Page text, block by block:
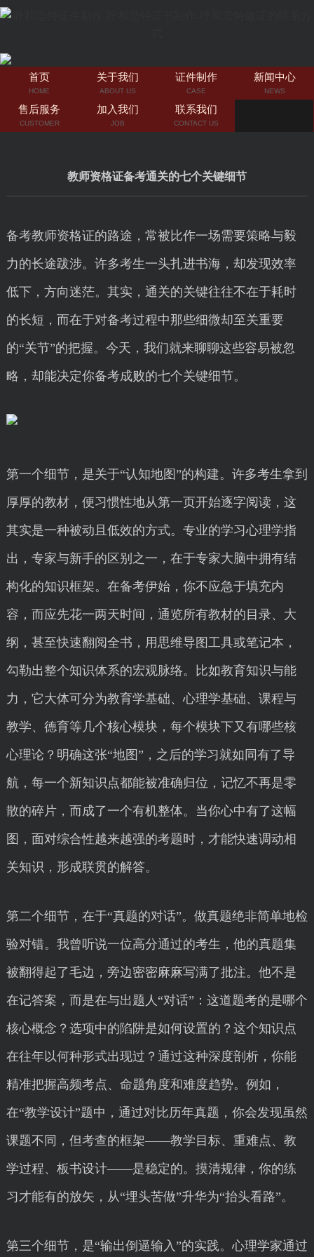
首页
HOME
关于我们
ABOUT US
证件制作
CASE
新闻中心
NEWS
售后服务
CUSTOMER
加入我们
JOB
联系我们
CONTACT US
教师资格证备考通关的七个关键细节
备考教师资格证的路途，常被比作一场需要策略与毅
力的长途跋涉。许多考生一头扎进书海，却发现效率
低下，方向迷茫。其实，通关的关键往往不在于耗时
的长短，而在于对备考过程中那些细微却至关重要
的“关节”的把握。今天，我们就来聊聊这些容易被忽
略，却能决定你备考成败的七个关键细节。
第一个细节，是关于“认知地图”的构建。许多考生拿到
厚厚的教材，便习惯性地从第一页开始逐字阅读，这
其实是一种被动且低效的方式。专业的学习心理学指
出，专家与新手的区别之一，在于专家大脑中拥有结
构化的知识框架。在备考伊始，你不应急于填充内
容，而应先花一两天时间，通览所有教材的目录、大
纲，甚至快速翻阅全书，用思维导图工具或笔记本，
勾勒出整个知识体系的宏观脉络。比如教育知识与能
力，它大体可分为教育学基础、心理学基础、课程与
教学、德育等几个核心模块，每个模块下又有哪些核
心理论？明确这张“地图”，之后的学习就如同有了导
航，每一个新知识点都能被准确归位，记忆不再是零
散的碎片，而成了一个有机整体。当你心中有了这幅
图，面对综合性越来越强的考题时，才能快速调动相
关知识，形成联贯的解答。
第二个细节，在于“真题的对话”。做真题绝非简单地检
验对错。我曾听说一位高分通过的考生，他的真题集
被翻得起了毛边，旁边密密麻麻写满了批注。他不是
在记答案，而是在与出题人“对话”：这道题考的是哪个
核心概念？选项中的陷阱是如何设置的？这个知识点
在往年以何种形式出现过？通过这种深度剖析，你能
精准把握高频考点、命题角度和难度趋势。例如，
在“教学设计”题中，通过对比历年真题，你会发现虽然
课题不同，但考查的框架——教学目标、重难点、教
学过程、板书设计——是稳定的。摸清规律，你的练
习才能有的放矢，从“埋头苦做”升华为“抬头看路”。
第三个细节，是“输出倒逼输入”的实践。心理学家通过